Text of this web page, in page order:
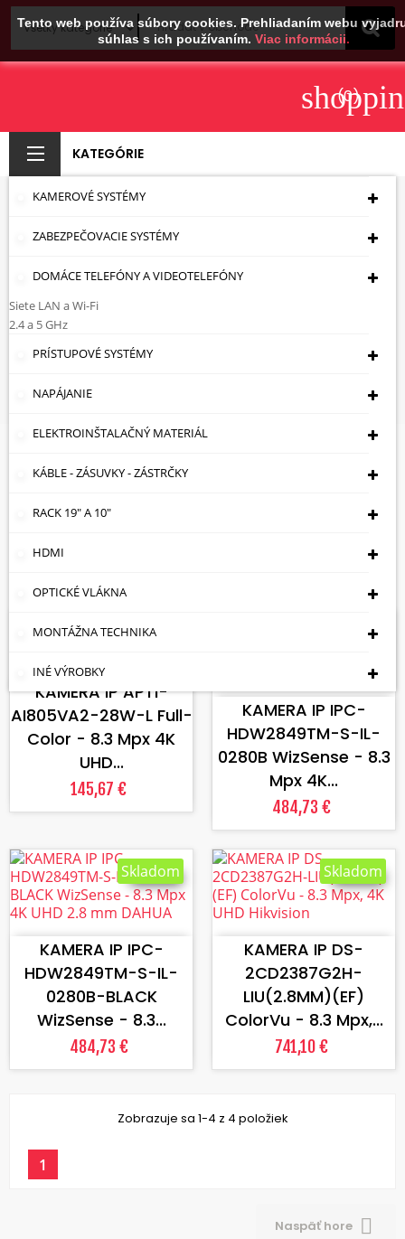
Tento web používa súbory cookies. Prehliadaním webu
súhlas s ich používaním. Viac informácii.
(0)
KATEGÓRIE
KAMEROVÉ SYSTÉMY
ZABEZPEČOVACIE SYSTÉMY
DOMÁCE TELEFÓNY A VIDEOTELEFÓNY
Siete LAN a Wi-Fi
2.4 a 5 GHz
PRÍSTUPOVÉ SYSTÉMY
NAPÁJANIE
ELEKTROINŠTALAČNÝ MATERIÁL
KÁBLE - ZÁSUVKY - ZÁSTRČKY
RACK 19" A 10"
HDMI
OPTICKÉ VLÁKNA
MONTÁŽNA TECHNIKA
INÉ VÝROBKY
KAMERY S
REFLEKTOROM S
BIELYM SVETLOM
(LED) - AŽ 12 MPX
Úvodná Stránka
Kamery S Reflektorom S Bielym
Svetlom (LED) - Až 12 Mpx
KAMERA IP APTI-
AI805VA2-28W-L Full-
Color - 8.3 Mpx 4K
UHD...
145,67 €
Skladom
KAMERA IP IPC-
HDW2849TM-S-IL-
0280B WizSense - 8.3
Mpx 4K...
484,73 €
Skladom
VLOŽIŤ DO KOŠÍKA
KAMERA IP IPC-
HDW2849TM-S-IL-
0280B-BLACK
WizSense - 8.3...
484,73 €
Skladom
VLOŽIŤ DO KOŠÍKA
KAMERA IP DS-
2CD2387G2H-
LIU(2.8MM)(EF)
ColorVu - 8.3 Mpx,...
741,10 €
Skladom
Zobrazuje sa 1-4 z 4 položiek
1
Naspäť hore 